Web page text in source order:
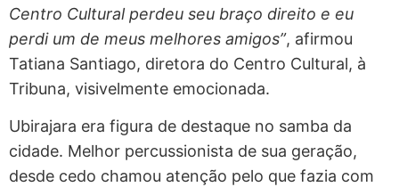
Centro Cultural perdeu seu braço direito e eu
perdi um de meus melhores amigos”, afirmou
Tatiana Santiago, diretora do Centro Cultural, à
Tribuna, visivelmente emocionada.
Ubirajara era figura de destaque no samba da
cidade. Melhor percussionista de sua geração,
desde cedo chamou atenção pelo que fazia com